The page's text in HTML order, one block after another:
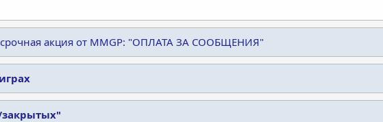
акция от MMGP: "ОПЛАТА ЗА СООБЩЕНИЯ"